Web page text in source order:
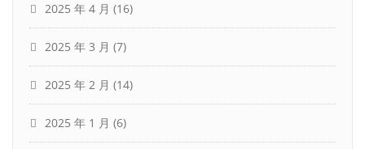
2025 年 4 月 (16)
2025 年 3 月 (7)
2025 年 2 月 (14)
2025 年 1 月 (6)